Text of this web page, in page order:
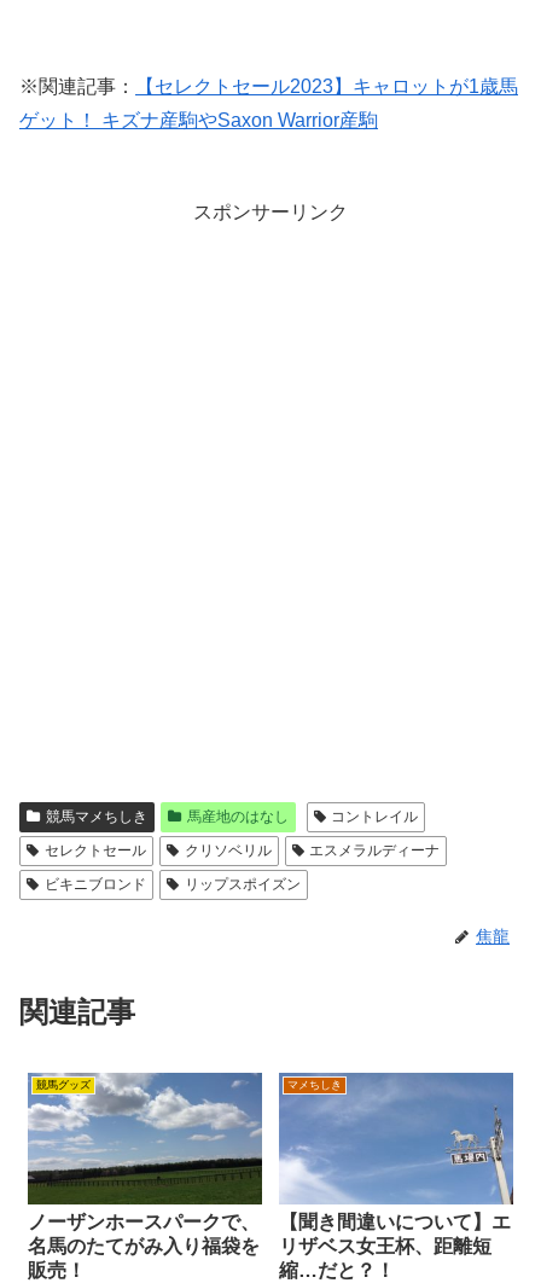
※関連記事：
【セレクトセール2023】キャロットが1歳馬
ゲット！ キズナ産駒やSaxon Warrior産駒
スポンサーリンク
競馬マメちしき 馬産地のはなし
コントレイル
セレクトセール
クリソベリル
エスメラルディーナ
ビキニブロンド
リップスポイズン
焦龍
関連記事
競馬グッズ
ノーザンホースパークで、
名馬のたてがみ入り福袋を
販売！
マメちしき
【聞き間違いについて】エ
リザベス女王杯、距離短
縮…だと？！